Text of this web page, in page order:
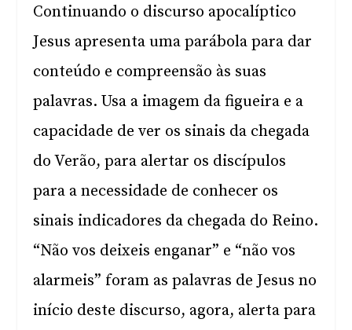
Continuando o discurso apocalíptico
Jesus apresenta uma parábola para dar
conteúdo e compreensão às suas
palavras. Usa a imagem da figueira e a
capacidade de ver os sinais da chegada
do Verão, para alertar os discípulos
para a necessidade de conhecer os
sinais indicadores da chegada do Reino.
“Não vos deixeis enganar” e “não vos
alarmeis” foram as palavras de Jesus no
início deste discurso, agora, alerta para